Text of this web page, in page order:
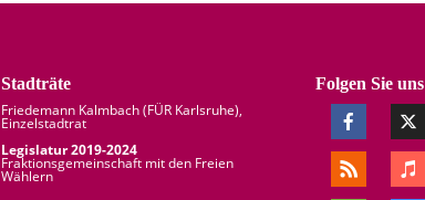
Stadträte
Friedemann Kalmbach (FÜR Karlsruhe),
Einzelstadtrat
Legislatur 2019-2024
Fraktionsgemeinschaft mit den Freien
Wählern
Folgen Sie uns